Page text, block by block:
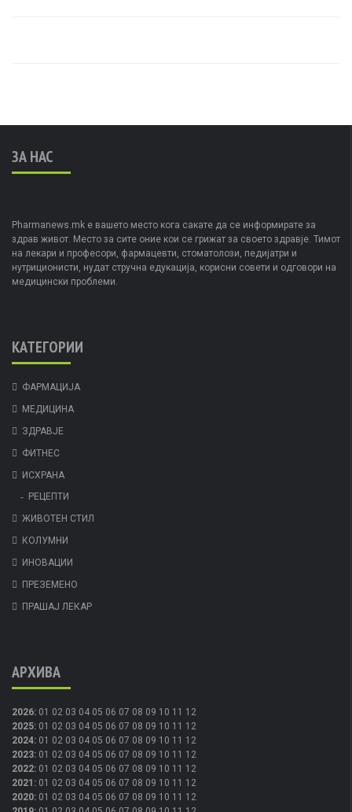
ЗА НАС
Pharmanews.mk е вашето место кога сакате да се информирате за
здрав живот. Место за сите оние кои се грижат за своето здравје. Тимот
на лекари и професори, фармацевти, стоматолози, педијатри и
нутриционисти, нудат стручна едукација, корисни совети и одговори на
медицински проблеми.
КАТЕГОРИИ
ФАРМАЦИЈА
МЕДИЦИНА
ЗДРАВЈЕ
ФИТНЕС
ИСХРАНА
РЕЦЕПТИ
ЖИВОТЕН СТИЛ
КОЛУМНИ
ИНОВАЦИИ
ПРЕЗЕМЕНО
ПРАШАЈ ЛЕКАР
АРХИВА
2026: 01 02 03 04 05 06 07 08 09 10 11 12
2025: 01 02 03 04 05 06 07 08 09 10 11 12
2024: 01 02 03 04 05 06 07 08 09 10 11 12
2023: 01 02 03 04 05 06 07 08 09 10 11 12
2022: 01 02 03 04 05 06 07 08 09 10 11 12
2021 : 01 02 03 04 05 06 07 08 09 10 11 12
2020: 01 02 03 04 05 06 07 08 09 10 11 12